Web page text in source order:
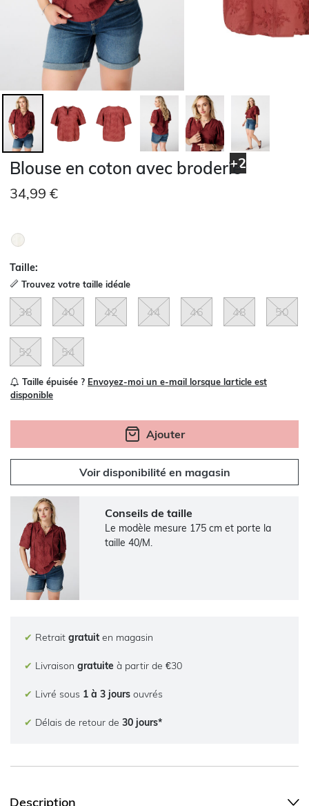
+2
Blouse en coton avec broderie
34,99 €
Taille:
Trouvez votre taille idéale
38 40 42 44 46 48 50
52 54
Taille épuisée ? Envoyez-moi un e-mail lorsque larticle est
disponible
Ajouter
Voir disponibilité en magasin
Conseils de taille
Le modèle mesure 175 cm et porte la
taille 40/M.
✔ Retrait gratuit en magasin
✔ Livraison gratuite à partir de €30
✔ Livré sous 1 à 3 jours ouvrés
✔ Délais de retour de 30 jours*
Description